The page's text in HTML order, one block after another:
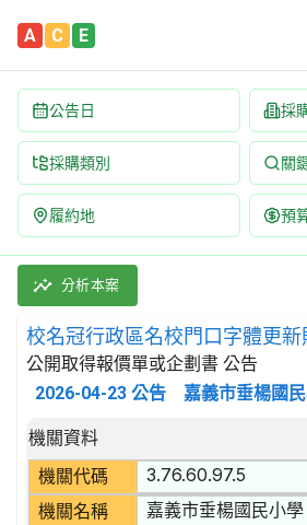
A C E
公告日 採
採購類別 關
履約地 預
校名冠行政區名校門口字體更新財
採購類別：財物類 滾壓,拉拔,摺疊
分析本案
校名冠行政區名校門口字體更新
公開取得報價單或企劃書 公告
2026-04-23 公告 嘉義市垂楊國
招標公告詳細內容
機關資料
機關代碼
3.76.60.97.5
機關名稱 嘉義市垂楊國民小學